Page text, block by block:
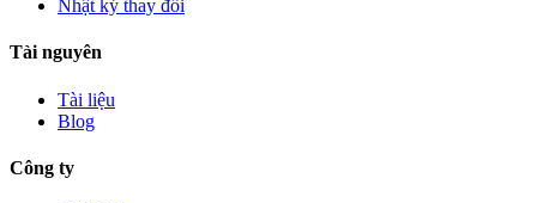
Nhật ký thay đổi
Tài nguyên
Tài liệu
Blog
Công ty